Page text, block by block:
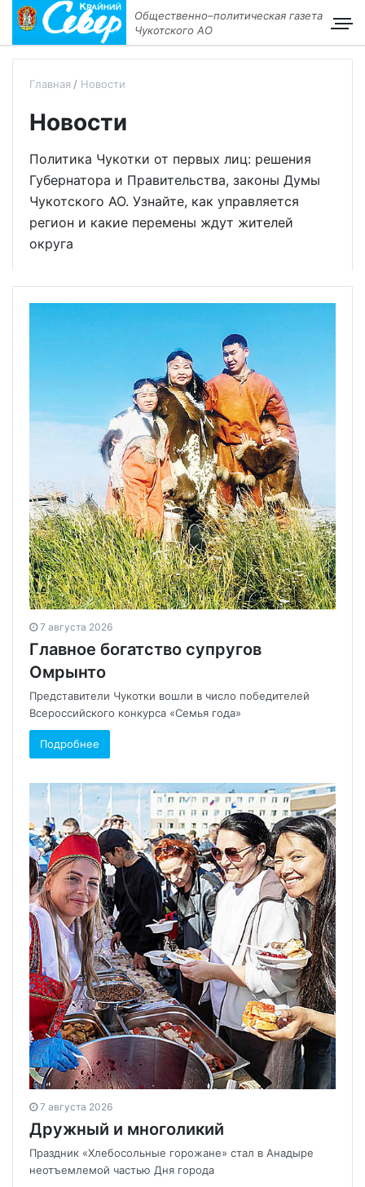
Общественно–политическая газета
Чукотского АО
Главная Новости
Новости
Политика Чукотки от первых лиц: решения
Губернатора и Правительства, законы Думы
Чукотского АО. Узнайте, как управляется
регион и какие перемены ждут жителей
округа
7 августа 2026
Главное богатство супругов
Омрынто
Представители Чукотки вошли в число победителей
Всероссийского конкурса «Семья года»
Подробнее
7 августа 2026
Дружный и многоликий
Праздник «Хлебосольные горожане» стал в Анадыре
неотъемлемой частью Дня города